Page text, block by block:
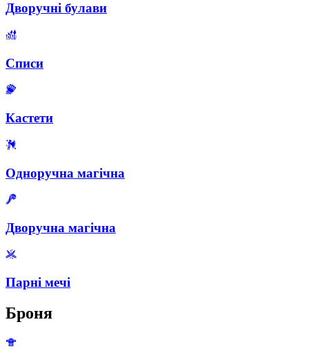
Дворучні булави
Списи
Кастети
Одноручна магічна
Дворучна магічна
Парні мечі
Броня